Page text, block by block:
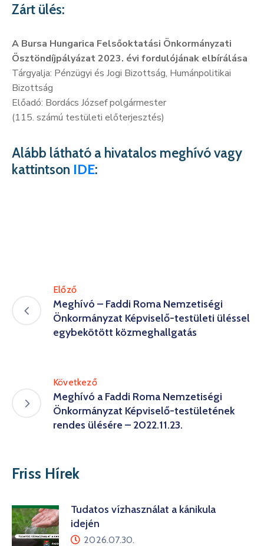
Zárt ülés:
A Bursa Hungarica Felsőoktatási Önkormányzati
Ösztöndíjpályázat 2023. évi fordulójának elbírálása
Tárgyalja: Pénzügyi és Jogi Bizottság, Humánpolitikai
Bizottság
Előadó: Bordács József polgármester
(115. számú testületi előterjesztés)
Alább látható a hivatalos meghívó vagy
kattintson IDE:
Előző
Meghívó – Faddi Roma Nemzetiségi
Önkormányzat Képviselő-testületi üléssel
egybekötött közmeghallgatás
Következő
Meghívó a Faddi Roma Nemzetiségi
Önkormányzat Képviselő-testületének
rendes ülésére – 2022.11.23.
Friss Hírek
Tudatos vízhasználat a kánikula
idején
2026.07.30.